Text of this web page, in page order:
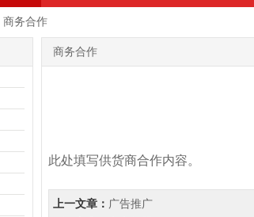
商务合作
商务合作
此处填写供货商合作内容。
上一文章： 广告推广